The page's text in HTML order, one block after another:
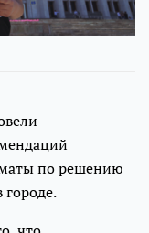
по решению
городе.